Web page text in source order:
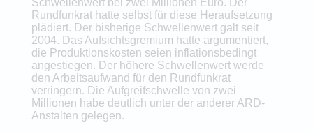
Rundfunkrat hatte selbst für diese Heraufsetzung
plädiert. Der bisherige Schwellenwert galt seit
2004. Das Aufsichtsgremium hatte argumentiert,
die Produktionskosten seien inflationsbedingt
angestiegen. Der höhere Schwellenwert werde
den Arbeitsaufwand für den Rundfunkrat
verringern. Die Aufgreifschwelle von zwei
Millionen habe deutlich unter der anderer ARD-
Anstalten gelegen.